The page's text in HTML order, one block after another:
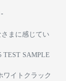
まに感じてい
TEST SAMPLE
ワイトクラック